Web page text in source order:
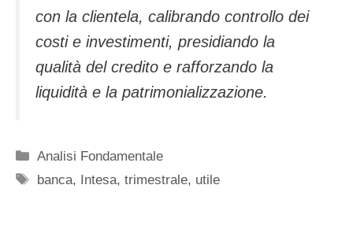
con la clientela, calibrando controllo dei
costi e investimenti, presidiando la
qualità del credito e rafforzando la
liquidità e la patrimonializzazione.
Categorie
Analisi Fondamentale
Tag
banca, Intesa,trimestrale, utile